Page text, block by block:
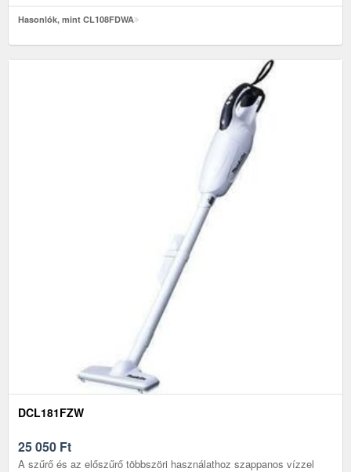
Hasonlók, mint CL108FDWA
DCL181FZW
25 050 Ft
A szűrő és az előszűrő többszöri használathoz szappanos vízzel